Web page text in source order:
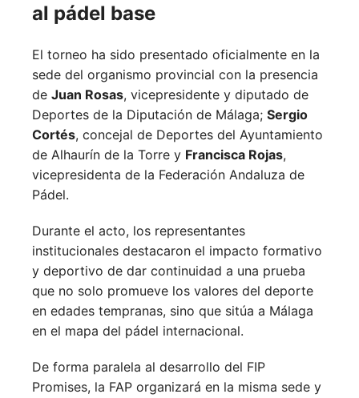
al pádel base
El torneo ha sido presentado oficialmente en la
sede del organismo provincial con la presencia
de Juan Rosas, vicepresidente y diputado de
Deportes de la Diputación de Málaga; Sergio
Cortés, concejal de Deportes del Ayuntamiento
de Alhaurín de la Torre y Francisca Rojas,
vicepresidenta de la Federación Andaluza de
Pádel.
Durante el acto, los representantes
institucionales destacaron el impacto formativo
y deportivo de dar continuidad a una prueba
que no solo promueve los valores del deporte
en edades tempranas, sino que sitúa a Málaga
en el mapa del pádel internacional.
De forma paralela al desarrollo del FIP
Promises, la FAP organizará en la misma sede y